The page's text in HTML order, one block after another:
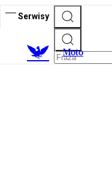
Serwisy
Moto